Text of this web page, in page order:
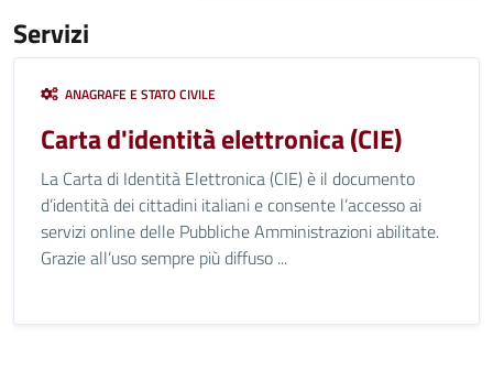
Servizi
ANAGRAFE E STATO CIVILE
Carta d'identità elettronica (CIE)
La Carta di Identità Elettronica (CIE) è il documento
d’identità dei cittadini italiani e consente l’accesso ai
servizi online delle Pubbliche Amministrazioni abilitate.
Grazie all’uso sempre più diffuso ...